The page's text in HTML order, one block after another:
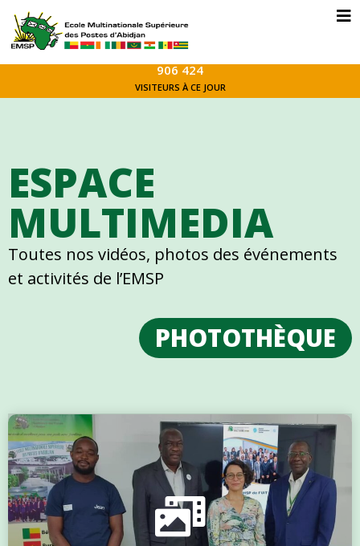
906 424
VISITEURS À CE JOUR
ESPACE
MULTIMEDIA
Toutes nos vidéos, photos des événements
et activités de l’EMSP
PHOTOTHÈQUE